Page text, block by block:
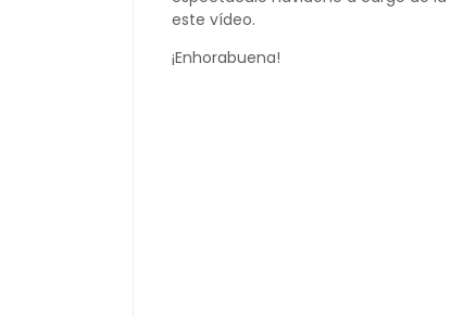
este vídeo.
¡Enhorabuena!